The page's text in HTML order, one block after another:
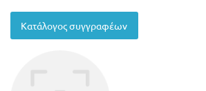
Trivia
Books
Δημοτικό
Α΄
Κατάλογος συγγραφέων